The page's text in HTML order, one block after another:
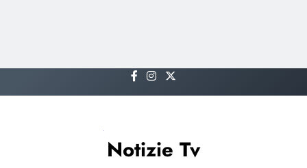
to
Notizie Tv